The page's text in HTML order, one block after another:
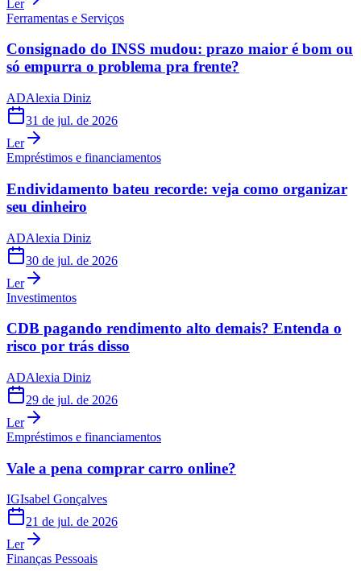
Ler
Ferramentas e Serviços
Consignado do INSS mudou: prazo maior é bom ou
só empurra o problema pra frente?
ADAlexia Diniz
31 de jul. de 2026
Ler
Empréstimos e financiamentos
Endividamento bateu recorde: veja como organizar
seu dinheiro
ADAlexia Diniz
30 de jul. de 2026
Ler
Investimentos
CDB pagando rendimento alto demais? Entenda o
risco por trás disso
ADAlexia Diniz
29 de jul. de 2026
Ler
Empréstimos e financiamentos
Vale a pena comprar carro online?
IGIsabel Gonçalves
21 de jul. de 2026
Ler
Finanças Pessoais